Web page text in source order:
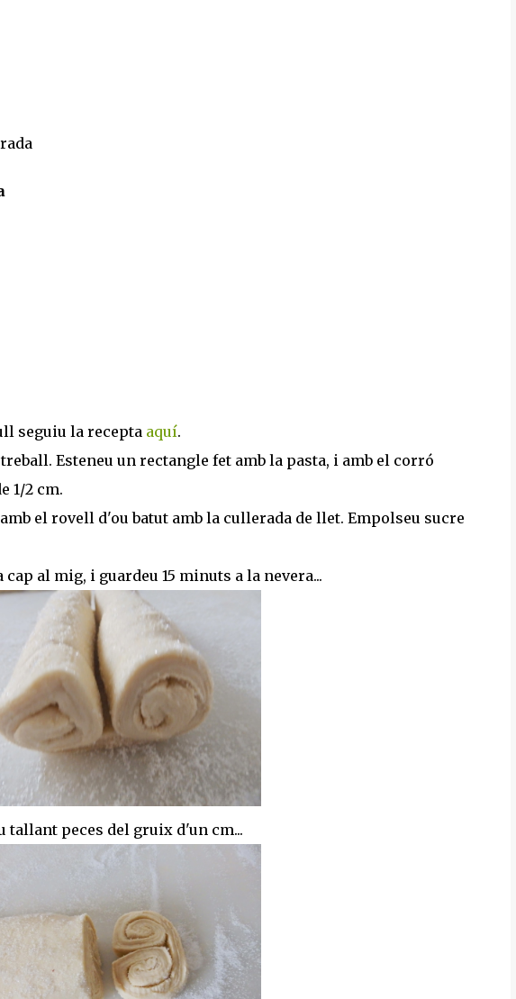
seguiu la recepta aquí.
Esteneu un rectangle fet amb la pasta, i amb el corró
1/2 cm.
el rovell d'ou batut amb la cullerada de llet. Empolseu sucre
al mig, i guardeu 15 minuts a la nevera...
tallant peces del gruix d'un cm...